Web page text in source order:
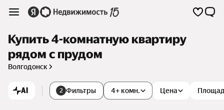
Купить 4-комнатную квартиру
рядом с прудом
Волгодонск
AI 2 Фильтры 4+ комн. Цена